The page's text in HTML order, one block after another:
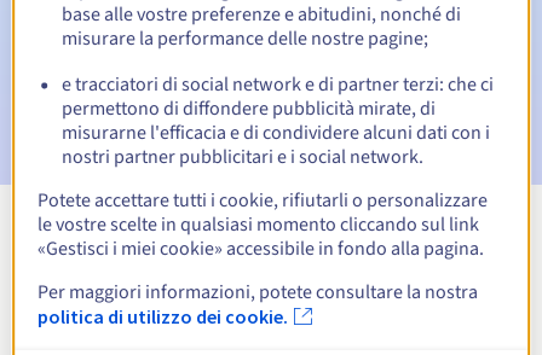
Email il giorno della scadenzaper notificare la
sospensione del nome di dominio
Email dopo il Redemption Grace Periodper notificare la
cancellazione del nome di dominio
Visualizza tutte le estensioni
Informazioni su .com.fr
base alle vostre preferenze e abitudini, nonché di
misurare la performance delle nostre pagine;
e tracciatori di social network e di partner terzi: che ci
permettono di diffondere pubblicità mirate, di
misurarne l'efficacia e di condividere alcuni dati con i
nostri partner pubblicitari e i social network.
Potete accettare tutti i cookie, rifiutarli o personalizzare
le vostre scelte in qualsiasi momento cliccando sul link
«Gestisci i miei cookie» accessibile in fondo alla pagina.
Per maggiori informazioni, potete consultare la nostra
politica di utilizzo dei cookie.